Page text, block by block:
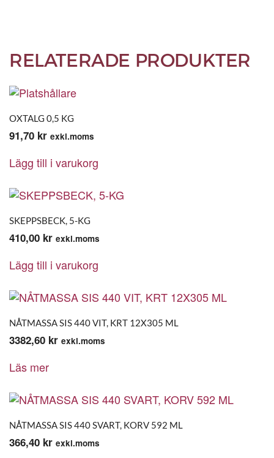
RELATERADE PRODUKTER
OXTALG 0,5 KG
91,70 kr exkl.moms
Lägg till i varukorg
SKEPPSBECK, 5-KG
410,00 kr exkl.moms
Lägg till i varukorg
NÅTMASSA SIS 440 VIT, KRT 12X305 ML
3382,60 kr exkl.moms
Läs mer
NÅTMASSA SIS 440 SVART, KORV 592 ML
366,40 kr exkl.moms